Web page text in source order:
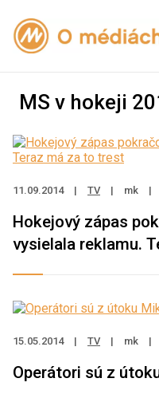
MS v hokeji
11.09.2014 | TV | mk |
Hokejový zápas
vysielala reklamu.
15.05.2014 | TV | mk |
Operátori sú z